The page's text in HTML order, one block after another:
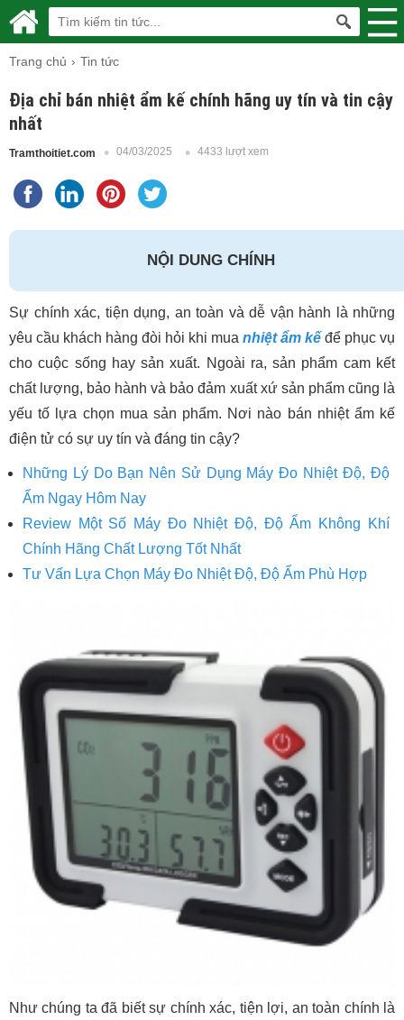
Trang chủ Tin tức
Địa chỉ bán nhiệt ẩm kế chính hãng uy tín và tin cậy
nhất
Tramthoitiet.com 04/03/2025 4433 lượt xem
NỘI DUNG CHÍNH
Sự chính xác, tiện dụng, an toàn và dễ vận hành là những
yêu cầu khách hàng đòi hỏi khi mua nhiệt ẩm kế để phục vụ
cho cuộc sống hay sản xuất. Ngoài ra, sản phẩm cam kết
chất lượng, bảo hành và bảo đảm xuất xứ sản phẩm cũng là
yếu tố lựa chọn mua sản phẩm. Nơi nào bán nhiệt ẩm kế
điện tử có sự uy tín và đáng tin cậy?
Những Lý Do Bạn Nên Sử Dụng Máy Đo Nhiệt Độ, Độ
Ẩm Ngay Hôm Nay
Review Một Số Máy Đo Nhiệt Độ, Độ Ẩm Không Khí
Chính Hãng Chất Lượng Tốt Nhất
Tư Vấn Lựa Chọn Máy Đo Nhiệt Độ, Độ Ẩm Phù Hợp
Như chúng ta đã biết sự chính xác, tiện lợi, an toàn chính là